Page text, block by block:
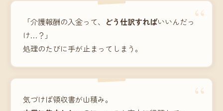
“
「介護報酬の入金って、 どう仕訳すればいいんだっ
け…？」
処理のたびに手が止まってしまう。
“
気づけば領収書が山積み。